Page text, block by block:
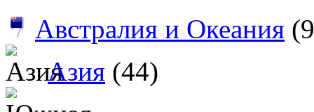
Австралия и Океания
Азия (44)